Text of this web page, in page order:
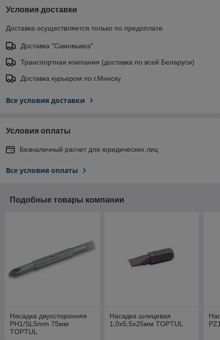
Условия доставки
Доставка осуществляется только по предоплате.
Доставка "Самовывоз"
Транспортная компания (доставка по всей Беларуси)
Доставка курьером по г.Минску
Все условия доставки
Условия оплаты
Безналичный расчет для юридических лиц
Все условия оплаты
Подобные товары компании
Насадка двухсторонняя
PH1/SL5mm 75мм
TOPTUL
Насадка шлицевая
1,0x5,5x25мм TOPTUL